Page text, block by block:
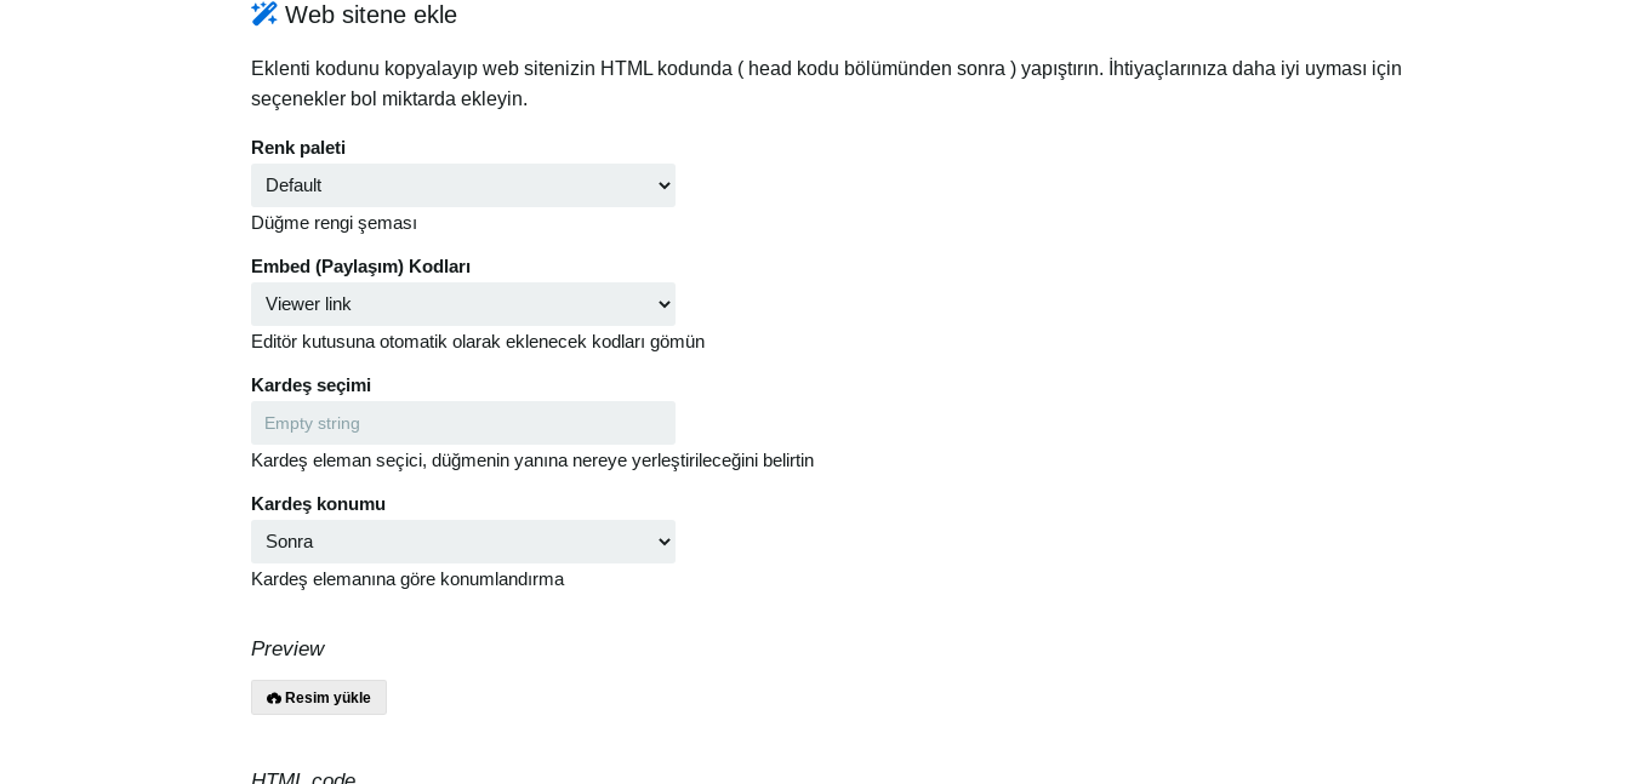
Web sitene ekle
Eklenti kodunu kopyalayıp web sitenizin HTML kodunda ( head kodu bölümünden sonra ) yapıştırın. İhtiyaçlarınıza daha iyi uyması için
seçenekler bol miktarda ekleyin.
Renk paleti
Düğme rengi şeması
Embed (Paylaşım) Kodları
Editör kutusuna otomatik olarak eklenecek kodları gömün
Kardeş seçimi
Kardeş eleman seçici, düğmenin yanına nereye yerleştirileceğini belirtin
Kardeş konumu
Kardeş elemanına göre konumlandırma
Preview
Resim yükle